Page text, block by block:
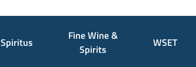
Spiritus
Fine Wine &
Spirits
WSET